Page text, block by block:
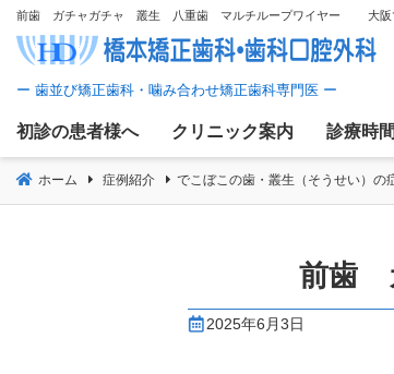
移
動
前歯 ガチャガチャ 叢生 八重歯 マルチループワイヤー 大阪で
初診の患者様へ クリニック案内 診療時
ホーム 症例紹介 でこぼこの歯・叢生（そうせい）の
前歯
2025年6月3日